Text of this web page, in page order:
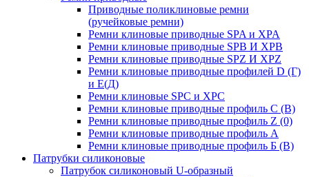
Приводные поликлиновые ремни
(ручейковые ремни)
Ремни клиновые приводные SPA и XPA
Ремни клиновые приводные SPB И XPB
Ремни клиновые приводные SPZ И XPZ
Ремни клиновые приводные профилей D (Г)
и Е(Д)
Ремни клиновые SPC и XPC
Ремни клиновые приводные профиль C (В)
Ремни клиновые приводные профиль Z (0)
Ремни клиновые приводные профиль А
Ремни клиновые приводные профиль Б (B)
Патрубки силиконовые
Патрубок силиконовый U-образный